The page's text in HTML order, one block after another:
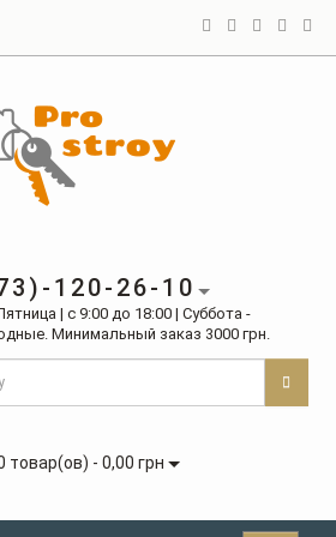
120-26-10
| с 9:00 до 18:00 | Суббота -
Минимальный заказ 3000 грн.
товар(ов) - 0,00 грн